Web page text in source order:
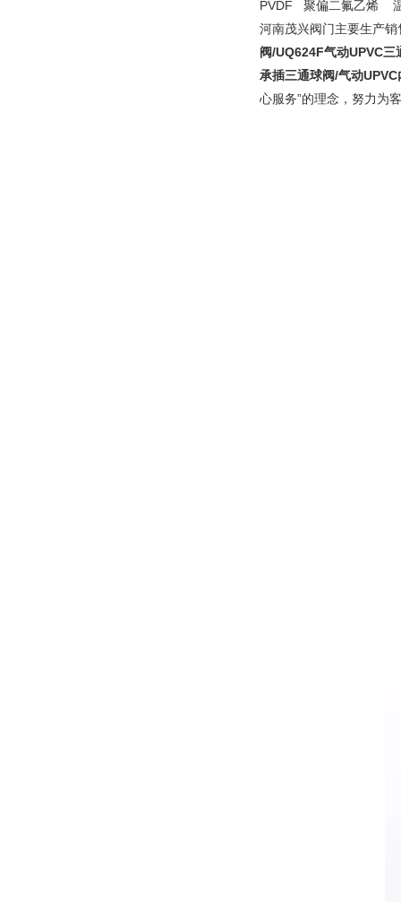
PVDF 聚偏二氟乙烯
河南茂兴阀门主要生产销
阀/UQ624F气动UPVC
承插三通球阀/气动
心服务”的理念，努力为